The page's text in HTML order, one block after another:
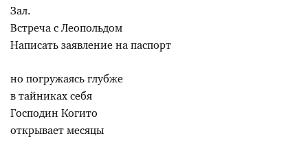
Зал.
Встреча с Леопольдом
Написать заявление на паспорт
но погружаясь глубже
в тайниках себя
Господин Когито
открывает месяцы